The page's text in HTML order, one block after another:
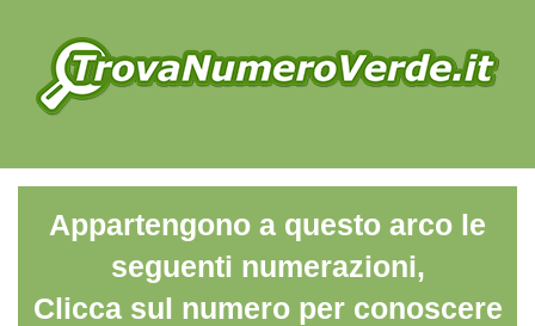
Appartengono a questo arco le
seguenti numerazioni,
Clicca sul numero per conoscere